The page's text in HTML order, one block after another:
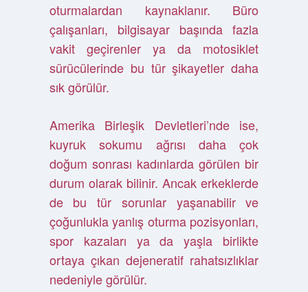
oturmalardan kaynaklanır. Büro
çalışanları, bilgisayar başında fazla
vakit geçirenler ya da motosiklet
sürücülerinde bu tür şikayetler daha
sık görülür.
Amerika Birleşik Devletleri’nde ise,
kuyruk sokumu ağrısı daha çok
doğum sonrası kadınlarda görülen bir
durum olarak bilinir. Ancak erkeklerde
de bu tür sorunlar yaşanabilir ve
çoğunlukla yanlış oturma pozisyonları,
spor kazaları ya da yaşla birlikte
ortaya çıkan dejeneratif rahatsızlıklar
nedeniyle görülür.